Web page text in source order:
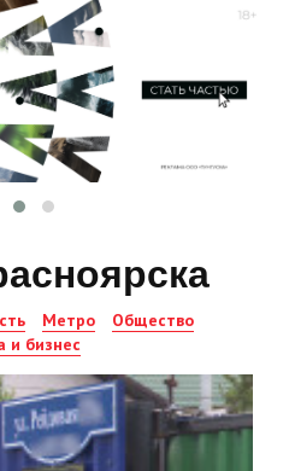
Метро
Общество
и бизнес